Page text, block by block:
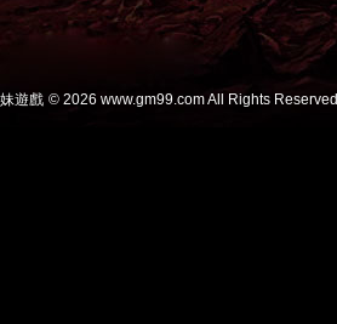
© 2026 www.gm99.com All Rights